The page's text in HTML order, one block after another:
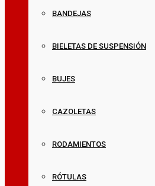
BANDEJAS
BIELETAS DE SUSPENSIÓN
BUJES
CAZOLETAS
RODAMIENTOS
RÓTULAS